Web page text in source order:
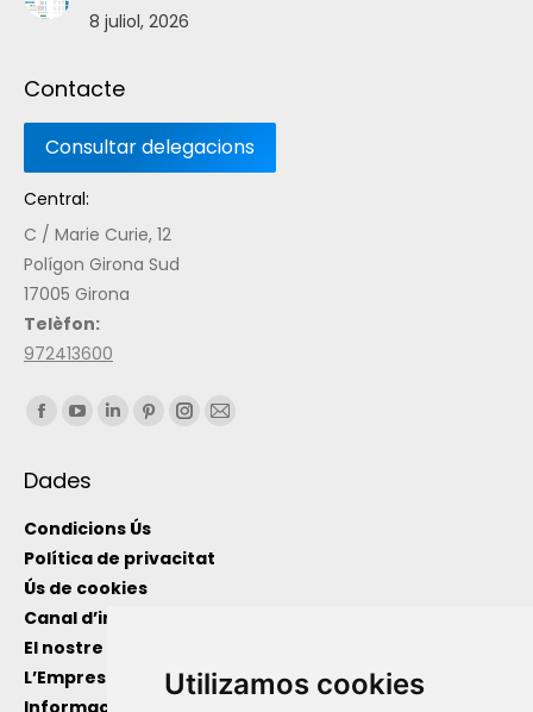
Utilizamos cookies
8 juliol, 2026
Contacte
Central:
C / Marie Curie, 12
Polígon Girona Sud
17005 Girona
Telèfon:
972413600
Find us on:
Dades
Condicions Ús
Política de privacitat
Ús de cookies
Canal d’informació intern
El nostre equip
L’Empresa